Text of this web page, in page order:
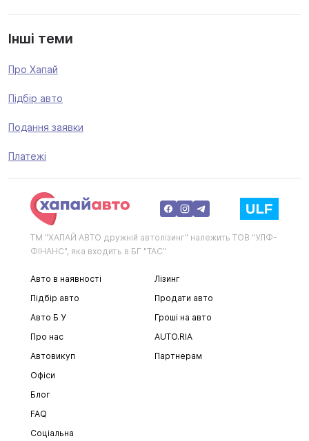
Інші теми
Про Хапай
Підбір авто
Подання заявки
Платежі
ТМ "ХАПАЙ АВТО дружній автолізинг" належить ТОВ "УЛФ-
ФІНАНС", яка входить в БГ "ТАС"
Авто в наявності
Підбір авто
Авто Б У
Про нас
Автовикуп
Лізинг
Продати авто
Гроші на авто
AUTO.RIA
Партнерам
Офіси
Блог
FAQ
Соціальна